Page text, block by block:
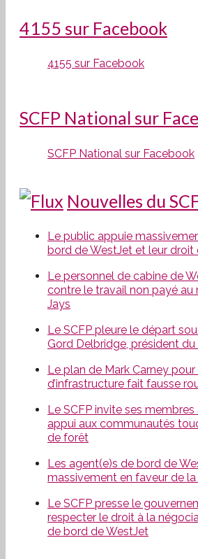
4155 sur Facebook
4155 sur Facebook
SCFP National sur
SCFP National sur Facebook
Nouvelles du
Le public appuie
bord de WestJet et leur droit
Le personnel de cabine de
contre le travail non payé au
Jays
Le SCFP pleure le départ
Gord Delbridge, président du
Le plan de Mark Carney
d’infrastructure fait fausse
Le SCFP invite ses
appui aux communautés
de forêt
Les agent(e)s de bord de
massivement en faveur de
Le SCFP presse le
respecter le droit à la
de bord de WestJet